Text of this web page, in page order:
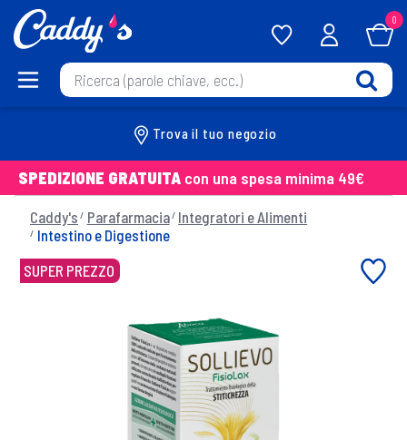
0
Trova il tuo negozio
SPEDIZIONE GRATUITA con una spesa minima 49€
Caddy's Parafarmacia Integratori e Alimenti
Intestino e Digestione
SUPER PREZZO